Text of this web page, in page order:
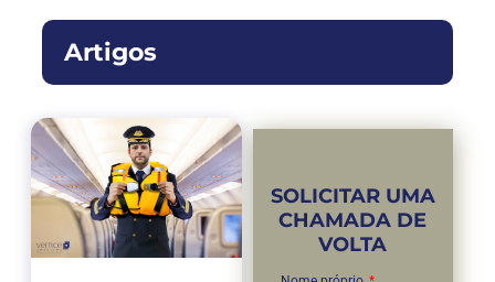
Artigos
SOLICITAR UMA
CHAMADA DE
VOLTA